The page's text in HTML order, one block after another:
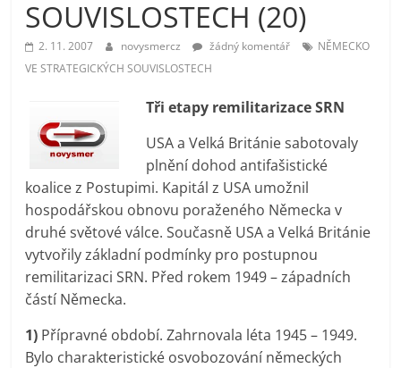
prospívá?
SOUVISLOSTECH (20)
2. 11. 2007 novysmercz žádný komentář
NĚMECKO
VE STRATEGICKÝCH SOUVISLOSTECH
Tři etapy remilitarizace SRN
USA a Velká Británie sabotovaly
plnění dohod antifašistické
koalice z Postupimi. Kapitál z USA umožnil
hospodářskou obnovu poraženého Německa v
druhé světové válce. Současně USA a Velká Británie
vytvořily základní podmínky pro postupnou
remilitarizaci SRN. Před rokem 1949 – západních
částí Německa.
1) Přípravné období. Zahrnovala léta 1945 – 1949.
Bylo charakteristické osvobozování německých